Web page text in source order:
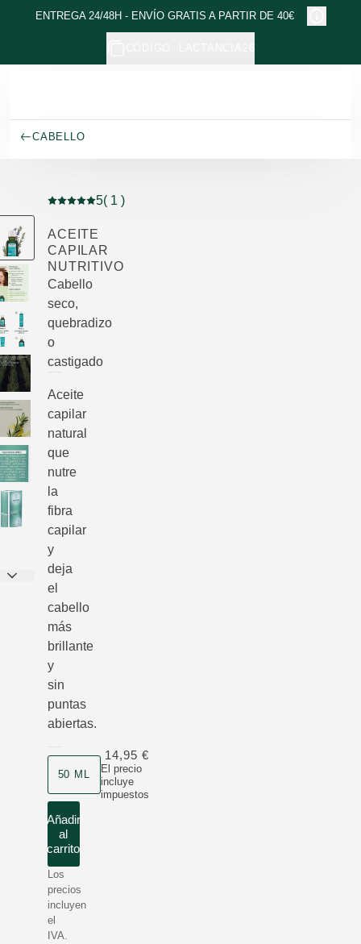
Ir al contenido principal
ENTREGA 24/48H - ENVÍO GRATIS A PARTIR DE 40€
CABELLO
Puntuación: 5 / 5 estrellas 1 valoraciones de usuarios
5( 1 )
ACEITE
CAPILAR
NUTRITIVO
Cabello
seco,
quebradizo
o
castigado
Aceite
capilar
natural
que
nutre
la
fibra
capilar
y
deja
el
cabello
más
brillante
y
sin
puntas
abiertas.
50 ML
El precio
incluye
impuestos
14,95 €
Añadir
al
carrito
Los
precios
incluyen
el
IVA.